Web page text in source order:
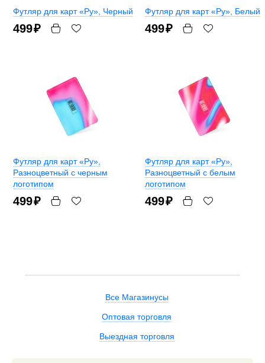
Футляр для карт «Ру» , Черный
499₽
Футляр для карт «Ру» , Белый
499₽
Футляр для карт «Ру»
Разноцветный с черным
логотипом
499₽
Футляр для карт «Ру»
Разноцветный с белым
логотипом
499₽
Все Магазинусы
Оптовая торговля
Выездная торговля